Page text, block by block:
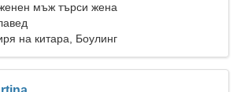
мъж търси жена
на китара, Боулинг